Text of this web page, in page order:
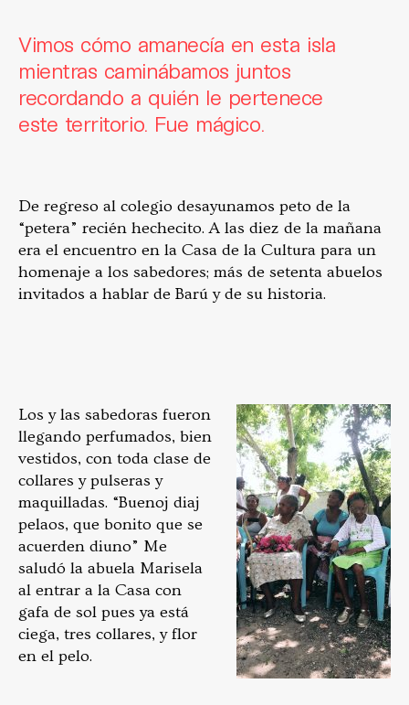
Vimos cómo amanecía en esta isla
mientras caminábamos juntos
recordando a quién le pertenece
este territorio. Fue mágico.
De regreso al colegio desayunamos peto de la
“petera” recién hechecito. A las diez de la mañana
era el encuentro en la Casa de la Cultura para un
homenaje a los sabedores; más de setenta abuelos
invitados a hablar de Barú y de su historia.
Los y las sabedoras fueron
llegando perfumados, bien
vestidos, con toda clase de
collares y pulseras y
maquilladas. “Buenoj diaj
pelaos, que bonito que se
acuerden diuno” Me
saludó la abuela Marisela
al entrar a la Casa con
gafa de sol pues ya está
ciega, tres collares, y flor
en el pelo.